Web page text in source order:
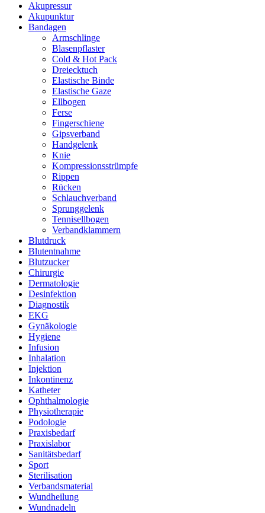
Akupressur
Akupunktur
Bandagen
Armschlinge
Blasenpflaster
Cold & Hot Pack
Dreiecktuch
Elastische Binde
Elastische Gaze
Ellbogen
Ferse
Fingerschiene
Gipsverband
Handgelenk
Knie
Kompressionsstrümpfe
Rippen
Rücken
Schlauchverband
Sprunggelenk
Tennisellbogen
Verbandklammern
Blutdruck
Blutentnahme
Blutzucker
Chirurgie
Dermatologie
Desinfektion
Diagnostik
EKG
Gynäkologie
Hygiene
Infusion
Inhalation
Injektion
Inkontinenz
Katheter
Ophthalmologie
Physiotherapie
Podologie
Praxisbedarf
Praxislabor
Sanitätsbedarf
Sport
Sterilisation
Verbandsmaterial
Wundheilung
Wundnadeln